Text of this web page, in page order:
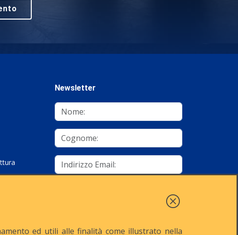
Newsletter
ed utili alle finalità come illustrato nella